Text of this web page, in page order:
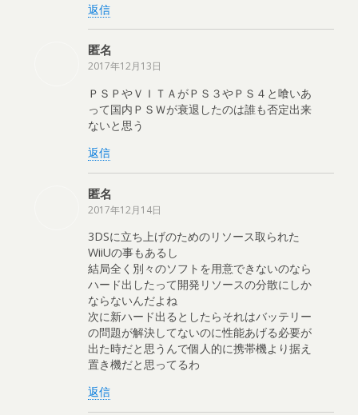
返信
匿名
2017年12月13日
ＰＳＰやＶＩＴＡがＰＳ３やＰＳ４と喰いあ
って国内ＰＳＷが衰退したのは誰も否定出来
ないと思う
返信
匿名
2017年12月14日
3DSに立ち上げのためのリソース取られた
WiiUの事もあるし
結局全く別々のソフトを用意できないのなら
ハード出したって開発リソースの分散にしか
ならないんだよね
次に新ハード出るとしたらそれはバッテリー
の問題が解決してないのに性能あげる必要が
出た時だと思うんで個人的に携帯機より据え
置き機だと思ってるわ
返信